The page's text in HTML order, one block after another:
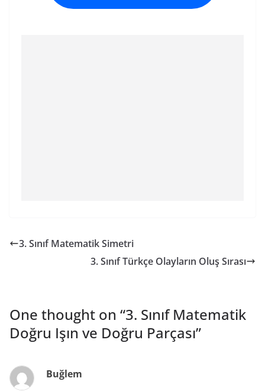
3. Sınıf Matematik Simetri
3. Sınıf Türkçe Olayların Oluş Sırası
One thought on “3. Sınıf Matematik
Doğru Işın ve Doğru Parçası”
Buğlem